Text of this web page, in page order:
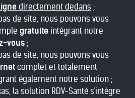
directement dedans ;
de site, nous pouvons vous
gratuite intégrant notre
vous ;
de site, nous pouvons vous
complet et totalement
également notre solution ;
la solution RDV-Santé s'intègre